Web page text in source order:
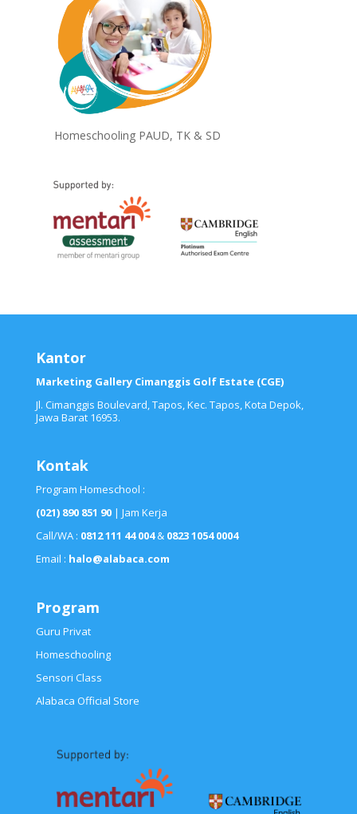
Homeschooling PAUD, TK & SD
Kantor
Marketing Gallery Cimanggis Golf Estate (CGE)
Jl. Cimanggis Boulevard, Tapos, Kec. Tapos, Kota Depok,
Jawa Barat 16953.
Kontak
Program Homeschool :
(021) 890 851 90 | Jam Kerja
Call/WA : 0812 111 44 004&0823 1054 0004
Email : halo@alabaca.com
Program
Guru Privat
Homeschooling
Sensori Class
Alabaca Official Store